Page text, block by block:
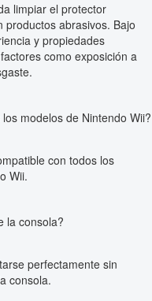
limpiar el protector
abrasivos. Bajo
y propiedades
como exposición a
modelos de Nintendo Wii?
con todos los
Wii.
la consola?
perfectamente sin
consola.